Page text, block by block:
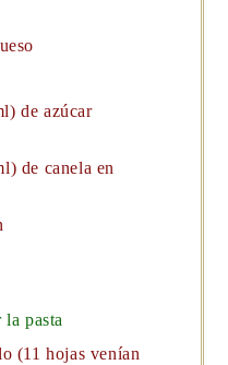
de azúcar
de canela en
la pasta
(11 hojas venían